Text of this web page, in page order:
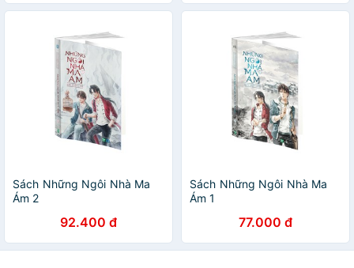
Sách Những Ngôi Nhà Ma
Ám 2
92.400 đ
Sách Những Ngôi Nhà Ma
Ám 1
77.000 đ